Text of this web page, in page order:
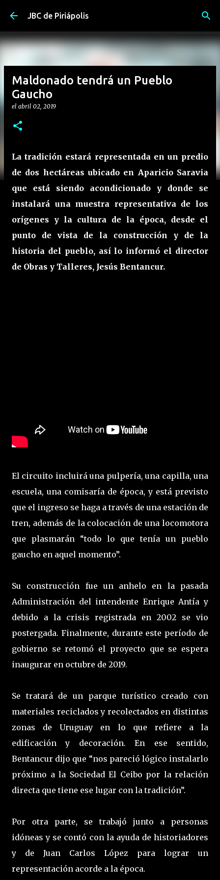
Ir al contenido principal
JBC de Piriápolis
Maldonado tendrá un Pueblo
Gaucho
el abril 02, 2019
La tradición estará representada en un predio
de dos hectáreas ubicado en Aparicio Saravia
que está siendo acondicionado y donde se
instalará una muestra representativa de los
orígenes y la cultura de la época, desde el
punto de vista de la construcción y de la
historia del pueblo, así lo informó el director
de Obras y Talleres, Jesús Bentancur.
El circuito incluirá una pulpería, una capilla, una
escuela, una comisaría de época, y está previsto
que el ingreso se haga a través de una estación de
tren, además de la colocación de una locomotora
que plasmarán “todo lo que tenía un pueblo
gaucho en aquel momento”.
Su construcción fue un anhelo en la pasada
Administración del intendente Enrique Antía y
debido a la crisis registrada en 2002 se vio
postergada. Finalmente, durante este período de
gobierno se retomó el proyecto que se espera
inaugurar en octubre de 2019.
Se tratará de un parque turístico creado con
materiales reciclados y recolectados en distintas
zonas de Uruguay en lo que refiere a la
edificación y decoración. En ese sentido,
Bentancur dijo que “nos pareció lógico instalarlo
próximo a la Sociedad El Ceibo por la relación
directa que tiene ese lugar con la tradición”.
Por otra parte, se trabajó junto a personas
idóneas y se contó con la ayuda de historiadores
y de Juan Carlos López para lograr un
representación acorde a la época.